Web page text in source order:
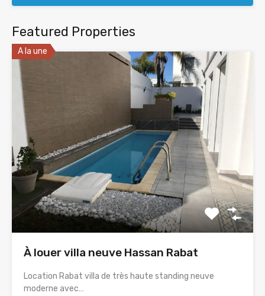
Featured Properties
A la une
À louer villa neuve Hassan Rabat
Location Rabat villa de très haute standing neuve
moderne avec…